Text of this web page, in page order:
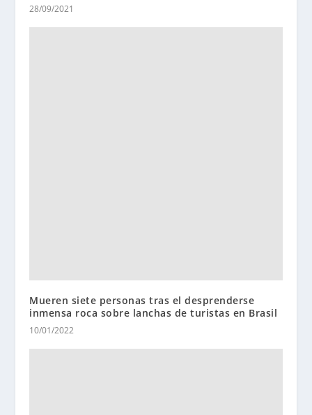
28/09/2021
Mueren siete personas tras el desprenderse
inmensa roca sobre lanchas de turistas en Brasil
10/01/2022